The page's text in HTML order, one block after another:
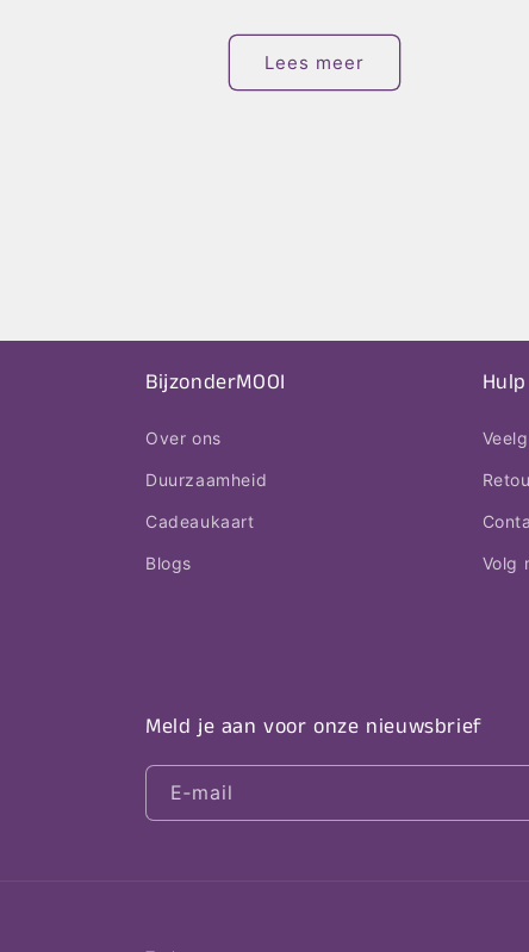
Lees meer
BijzonderMOOI
Over ons
Duurzaamheid
Cadeaukaart
Blogs Volg
Meld je aan voor onze nieuwsbrief
E‑mail